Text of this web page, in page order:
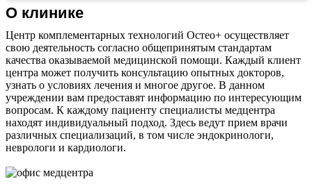
О клинике
Центр комплементарных технологий Остео+ осуществляет
свою деятельность согласно общепринятым стандартам
качества оказываемой медицинской помощи. Каждый клиент
центра может получить консультацию опытных докторов,
узнать о условиях лечения и многое другое. В данном
учреждении вам предоставят информацию по интересующим
вопросам. К каждому пациенту специалисты медцентра
находят индивидуальный подход. Здесь ведут прием врачи
различных специализаций, в том числе эндокринологи,
неврологи и кардиологи.